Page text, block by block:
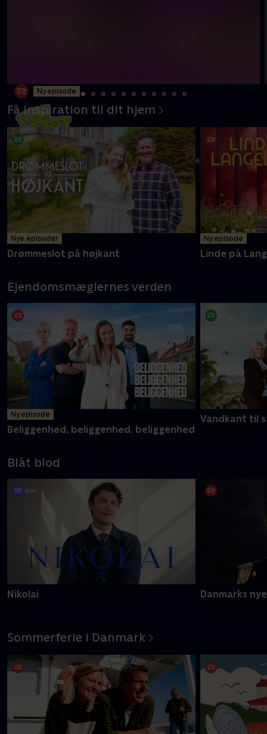
Ny episode
Melvin og mor Carolyne er klar med endnu flere oplevelser i
det ganske land
Mere info
Få inspiration til dit hjem
Nye episoder
Drømmeslot på højkant
Ny episode
Linde på
Ejendomsmæglernes verden
Ny episode
Beliggenhed, beliggenhed, beliggenhed
Vandkant til
Blåt blod
Nikolai Danmarks
Sommerferie i Danmark